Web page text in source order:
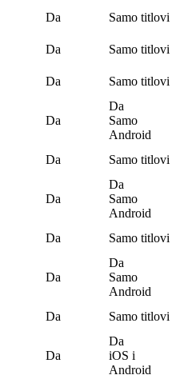
Da
Samo titlovi
Da
Samo titlovi
Da Samo titlovi
Da
Da
Samo
Android
Da Samo titlovi
Da
Da
Samo
Android
Da Samo titlovi
Da
Da
Samo
Android
Da Samo titlovi
Da
Da
iOS i
Android